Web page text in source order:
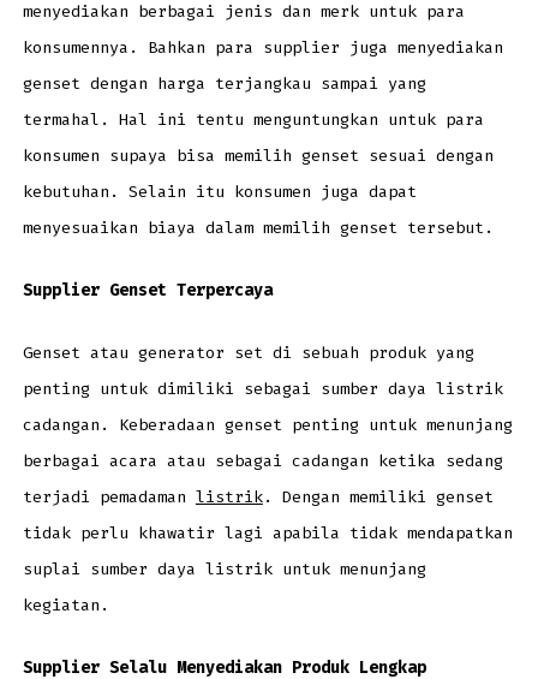
menyediakan berbagai jenis dan merk untuk para
konsumennya. Bahkan para supplier juga menyediakan
genset dengan harga terjangkau sampai yang
termahal. Hal ini tentu menguntungkan untuk para
konsumen supaya bisa memilih genset sesuai dengan
kebutuhan. Selain itu konsumen juga dapat
menyesuaikan biaya dalam memilih genset tersebut.
Supplier Genset Terpercaya
Genset atau generator set di sebuah produk yang
penting untuk dimiliki sebagai sumber daya listrik
cadangan. Keberadaan genset penting untuk menunjang
berbagai acara atau sebagai cadangan ketika sedang
terjadi pemadaman listrik. Dengan memiliki genset
tidak perlu khawatir lagi apabila tidak mendapatkan
suplai sumber daya listrik untuk menunjang
kegiatan.
Supplier Selalu Menyediakan Produk Lengkap